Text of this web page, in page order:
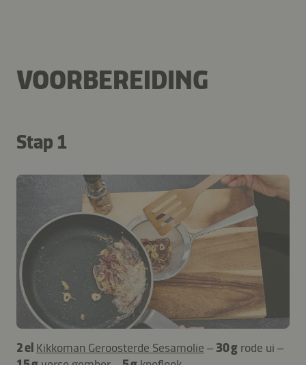
VOORBEREIDING
Stap 1
2 el Kikkoman Geroosterde Sesamolie – 30 g rode ui –